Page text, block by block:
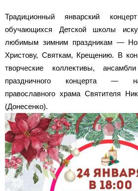
Традиционный январский
обучающихся Детской школы
любимым зимним праздникам —
Христову, Святкам, Крещению. В
творческие коллективы,
праздничного концерта —
православного храма Святителя
(Донесенко).